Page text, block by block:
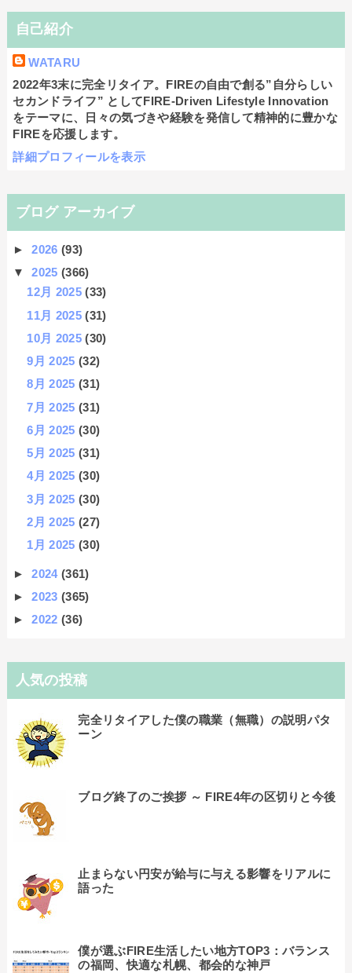
自己紹介
WATARU
2022年3末に完全リタイア。FIREの自由で創る”自分らしい
セカンドライフ” としてFIRE-Driven Lifestyle Innovation
をテーマに、日々の気づきや経験を発信して精神的に豊かな
FIREを応援します。
詳細プロフィールを表示
ブログ アーカイブ
►2026(93)
▼2025(366)
12月 2025(33)
11月 2025(31)
10月 2025(30)
9月 2025(32)
8月 2025(31)
7月 2025(31)
6月 2025(30)
5月 2025(31)
4月 2025(30)
3月 2025(30)
2月 2025(27)
1月 2025(30)
►2024(361)
►2023(365)
►2022(36)
人気の投稿
完全リタイアした僕の職業（無職）の説明パタ
ーン
ブログ終了のご挨拶 ～ FIRE4年の区切りと今後
止まらない円安が給与に与える影響をリアルに
語った
僕が選ぶFIRE生活したい地方TOP3：バランス
の福岡、快適な札幌、都会的な神戸